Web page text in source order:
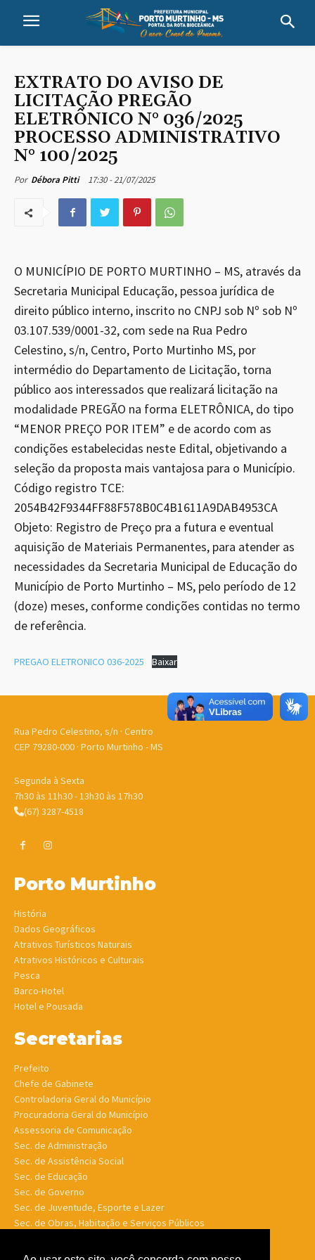
EXTRATO DO AVISO DE
LICITAÇÃO PREGÃO
ELETRÔNICO N° 036/2025
PROCESSO ADMINISTRATIVO
N° 100/2025
Por Débora Pitti 17:30 - 21/07/2025
O MUNICÍPIO DE PORTO MURTINHO – MS, através da
Secretaria Municipal Educação, pessoa jurídica de
direito público interno, inscrito no CNPJ sob Nº sob Nº
03.107.539/0001-32, com sede na Rua Pedro
Celestino, s/n, Centro, Porto Murtinho MS, por
intermédio do Departamento de Licitação, torna
público aos interessados que realizará licitação na
modalidade PREGÃO na forma ELETRÔNICA, do tipo
“MENOR PREÇO POR ITEM” e de acordo com as
condições estabelecidas neste Edital, objetivando a
seleção da proposta mais vantajosa para o Município.
Código registro TCE:
2054B42F9344FF88F578B0C4B1611A9DAB4953CA
Objeto: Registro de Preço pra a futura e eventual
aquisição de Materiais Permanentes, para atender as
necessidades da Secretaria Municipal de Educação do
Município de Porto Murtinho – MS, pelo período de 12
(doze) meses, conforme condições contidas no termo
de referência.
PREGAO ELETRONICO 036-2025 Baixar
Rua Pedro Celestino, s/n · Centro
CEP 79280-000 · Porto Murtinho - MS
Segunda à Sexta
7h30 às 11h30 - 13h30 às 17h30
(67) 3287-4518
Porto Murtinho
História
Dados Geográficos
Atrativos Turísticos Naturais
Atrativos Históricos e Culturais
Pesca
Barco-Hotel
Hotel e Pousada
Secretarias
Prefeito
Chefe de Gabinete
Controladoria Geral do Município
Procuradoria Geral do Município
Assessoria de Comunicação
Sec. de Administração
Sec. de Assistência Social
Sec. de Educação
Sec. de Governo
Sec. de Juventude, Esporte e Lazer
Sec. de Obras, Habitação e Serviços Públicos
Sec. de Saúde